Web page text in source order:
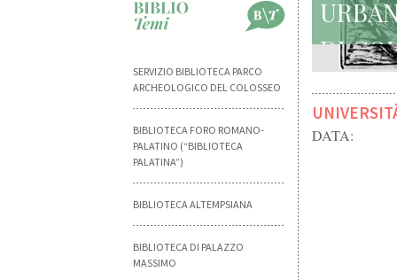
SERVIZIO BIBLIOTECA PARCO
ARCHEOLOGICO DEL COLOSSEO
BIBLIOTECA FORO ROMANO-
PALATINO (“BIBLIOTECA
PALATINA”)
BIBLIOTECA ALTEMPSIANA
BIBLIOTECA DI PALAZZO
MASSIMO
DATA: